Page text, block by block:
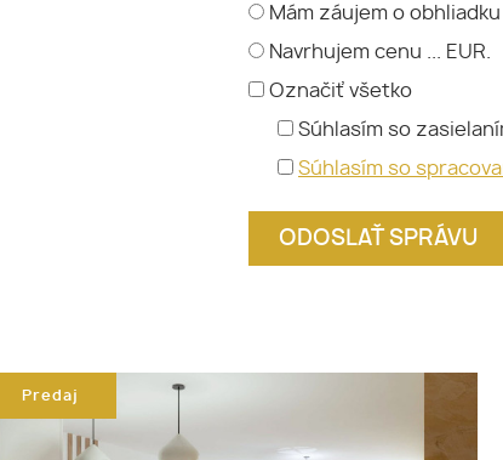
Mám záujem o
Navrhujem cenu ... EUR.
Označiť všetko
Súhlasím so
Súhlasím so
Predaj